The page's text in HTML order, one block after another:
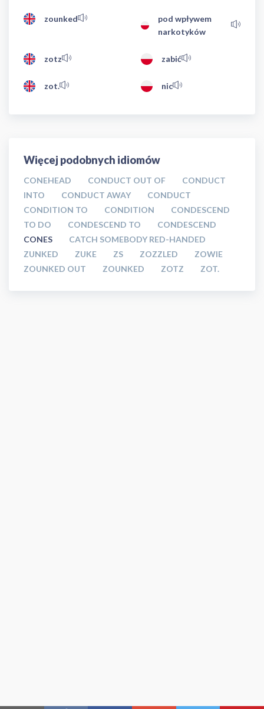
zounked
pod wpływem
narkotyków
zotz zabić
zot. nic
Więcej podobnych idiomów
CONEHEAD CONDUCT OUT OF
CONDUCT
INTO
CONDUCT AWAY
CONDUCT
CONDITION TO
CONDITION
CONDESCEND
TO DO
CONDESCEND TO
CONDESCEND
CONES
CATCH SOMEBODY RED-HANDED
ZUNKED
ZUKE ZS ZOZZLED
ZOWIE
ZOUNKED OUT
ZOUNKED ZOTZ ZOT.